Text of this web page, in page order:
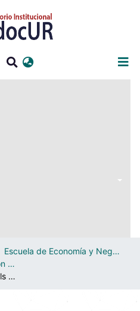
Escuela de Economía y Negocios
Pregrado en Administración de Negocios Internacionales
Laboratory-grown materials as a substitute for unsustainable raw materials in luxury goods production: how does it affect consumer perception?